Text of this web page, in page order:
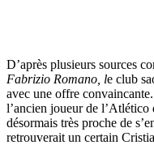
D’après plusieurs sources
Fabrizio Romano, le club
avec une offre
l’ancien joueur de
désormais très proche de
retrouverait un certain